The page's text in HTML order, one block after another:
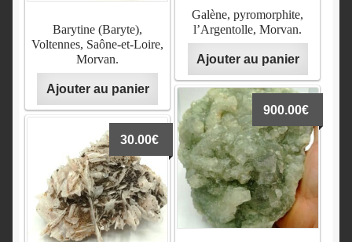
Galène, pyromorphite,
l’Argentolle, Morvan.
Ajouter au panier
Barytine (Baryte),
Voltennes, Saône-et-Loire,
Morvan.
Ajouter au panier
900.00€
30.00€